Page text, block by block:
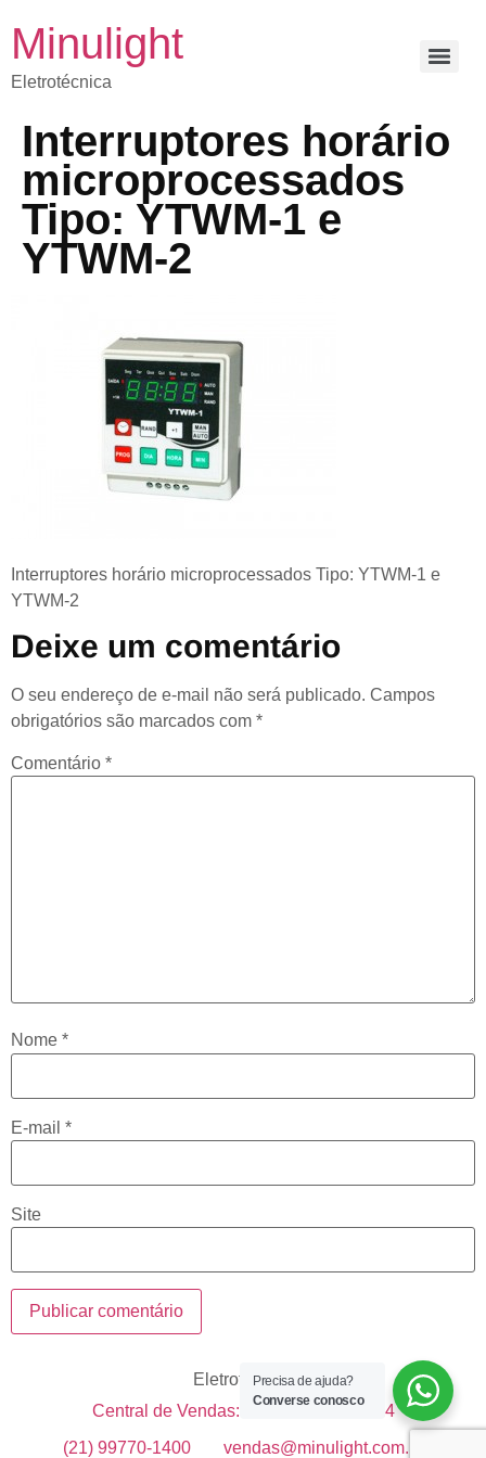
Minulight
Eletrotécnica
Interruptores horário
microprocessados
Tipo: YTWM-1 e
YTWM-2
Interruptores horário microprocessados Tipo: YTWM-1 e
YTWM-2
Deixe um comentário
O seu endereço de e-mail não será publicado. Campos
obrigatórios são marcados com *
Comentário *
Nome *
E-mail *
Site
Eletrotécnica
Central de Vendas: +55 21 99633-1514
(21) 99770-1400
vendas@minulight.com.br
Precisa de ajuda?
Converse conosco